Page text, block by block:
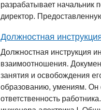
разрабатывает начальник
директор.
Должностная
Должностная инструкция
взаимоотношения.
занятия и освобождения
образованию, умениям. Он
ответственность